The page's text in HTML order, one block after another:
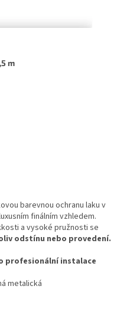
m
barevnou ochranu laku v
finálním vzhledem.
a vysoké pružnosti se
odstínu nebo provedení.
profesionální instalace
metalická